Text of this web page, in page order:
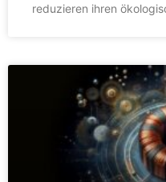
reduzieren ihren